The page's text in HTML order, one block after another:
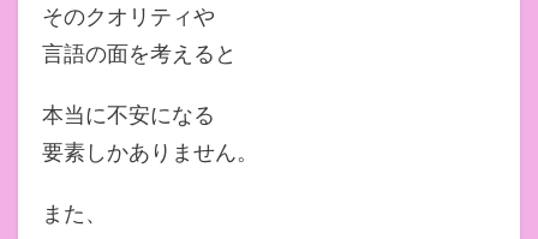
そのクオリティや
言語の面を考えると
本当に不安になる
要素しかありません。
また、